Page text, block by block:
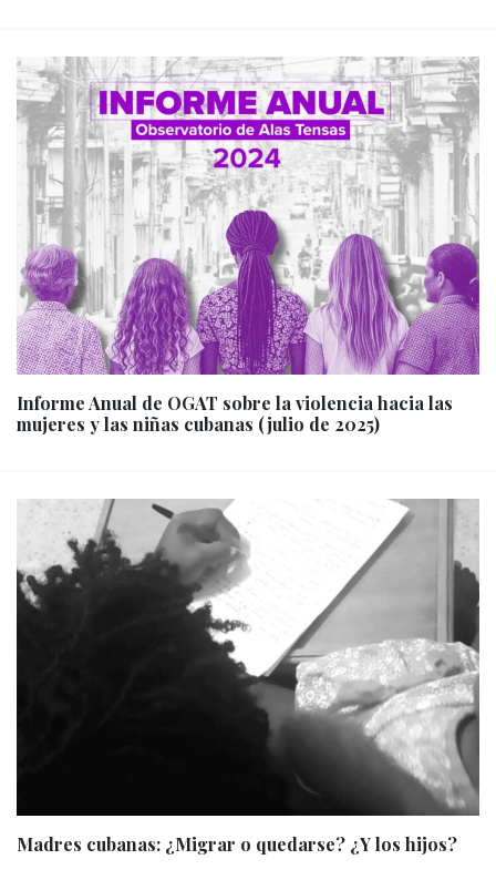
Informe Anual de OGAT sobre la violencia hacia las
mujeres y las niñas cubanas (julio de 2025)
Madres cubanas: ¿Migrar o quedarse? ¿Y los hijos?